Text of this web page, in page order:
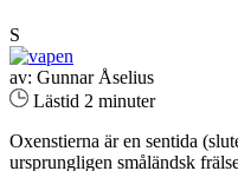
S
av: Gunnar Åselius
Lästid 2 minuter
Oxenstierna är en sentida
ursprungligen småländsk